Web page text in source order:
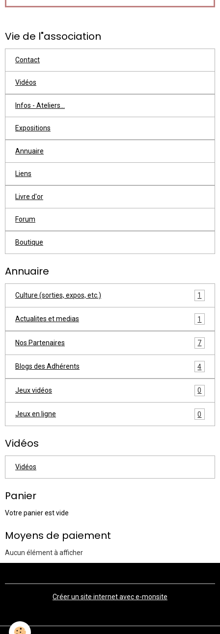
Vie de l"association
Contact
Vidéos
Infos - Ateliers...
Expositions
Annuaire
Liens
Livre d'or
Forum
Boutique
Annuaire
Culture (sorties, expos, etc.) 1
Actualites et medias 1
Nos Partenaires 7
Blogs des Adhérents 4
Jeux vidéos 0
Jeux en ligne 0
Vidéos
Vidéos
Panier
Votre panier est vide
Moyens de paiement
Aucun élément à afficher
Créer un site internet avec e-monsite